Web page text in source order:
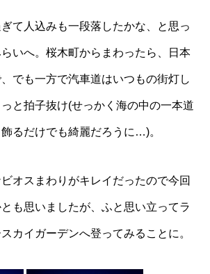
て人込みも一段落したかな、と思っ
いへ。桜木町からまわったら、日本
でも一方で汽車道はいつもの街灯し
と拍子抜け(せっかく海の中の一本道
るだけでも綺麗だろうに…)。
オスまわりがキレイだったので今回
も思いましたが、ふと思い立ってラ
カイガーデンへ登ってみることに。